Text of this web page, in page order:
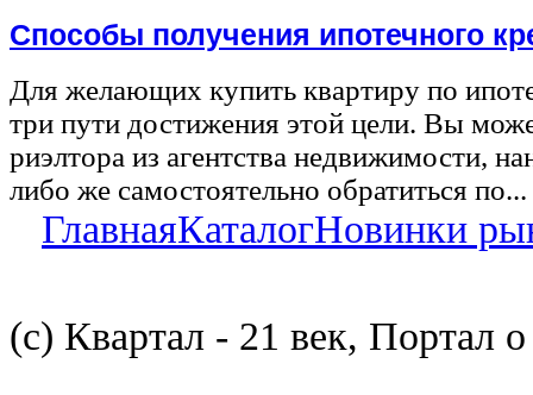
Способы получения ипотечного
Для желающих купить квартиру по
три пути достижения этой цели. Вы
риэлтора из агентства недвижимости,
либо же самостоятельно обратиться по...
ГлавнаяКаталогНовинки
(с) Квартал - 21 век, Портал